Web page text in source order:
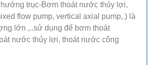
trục-Bơm thoát nước thủy lợi,
flow pump, vertical axial pump,.) là
lớn ,..sử dụng để bơm thoát
nước thủy lợi, thoát nước công